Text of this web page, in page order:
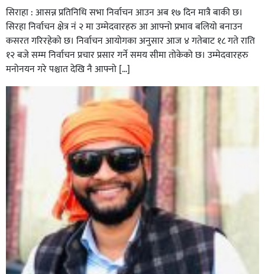
सिराहा : आसन्न प्रतिनिधि सभा निर्वाचन आउन अब १७ दिन मात्रै बाकी छ।
सिरहा निर्वाचन क्षेत्र नं २ मा उम्मेदवारहरु आ आफ्नो प्रभाव बलियो बनाउन
कसरत गरिरहेको छ। निर्वाचन आयोगका अनुसार आज ४ गतेबाट १८ गते राति
१२ बजे सम्म निर्वाचन प्रचार प्रसार गर्ने समय सीमा तोकेको छ। उम्मेदवारहरु
मनोनयन गरे पश्चात देखि नै आफ्नो […]